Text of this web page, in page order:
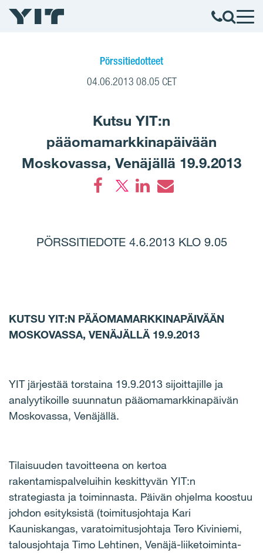
Pörssitiedotteet
04.06.2013 08.05 CET
Kutsu YIT:n
pääomamarkkinapäivään
Moskovassa, Venäjällä 19.9.2013
PÖRSSITIEDOTE 4.6.2013 KLO 9.05
KUTSU YIT:N PÄÄOMAMARKKINAPÄIVÄÄN
MOSKOVASSA, VENÄJÄLLÄ 19.9.2013
YIT järjestää torstaina 19.9.2013 sijoittajille ja
analyytikoille suunnatun pääomamarkkinapäivän
Moskovassa, Venäjällä.
Tilaisuuden tavoitteena on kertoa
rakentamispalveluihin keskittyvän YIT:n
strategiasta ja toiminnasta. Päivän ohjelma koostuu
johdon esityksistä (toimitusjohtaja Kari
Kauniskangas, varatoimitusjohtaja Tero Kiviniemi,
talousjohtaja Timo Lehtinen, Venäjä-liiketoiminta-